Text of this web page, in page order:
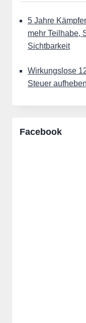
5 Jahre
mehr Teilhabe,
Sichtbarkeit
Wirkungslose
Steuer
Facebook